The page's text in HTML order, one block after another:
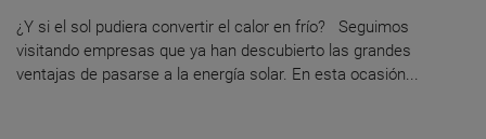
¿Y si el sol pudiera convertir el calor en frío? Seguimos
visitando empresas que ya han descubierto las grandes
ventajas de pasarse a la energía solar. En esta ocasión...